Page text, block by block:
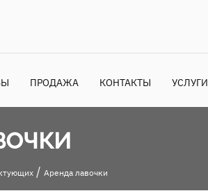
ПРОДАЖА КОНТАКТЫ УСЛУГИ
/ Аренда лавочки